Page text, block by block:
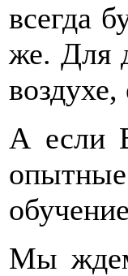
всегда
же. Для
воздухе,
А если
Мы